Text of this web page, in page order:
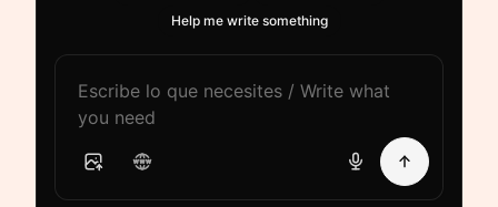
Help me write something